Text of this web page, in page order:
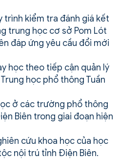
trình kiểm tra đánh giá kết
trung học cơ sở Pom Lót
đáp ứng yêu cầu đổi mới
học theo tiếp cận quản lý
học phổ thông Tuần
ở các trường phổ thông
Biên trong giai đoạn hiện
cứu khoa học của học
nội trú tỉnh Điện Biên.